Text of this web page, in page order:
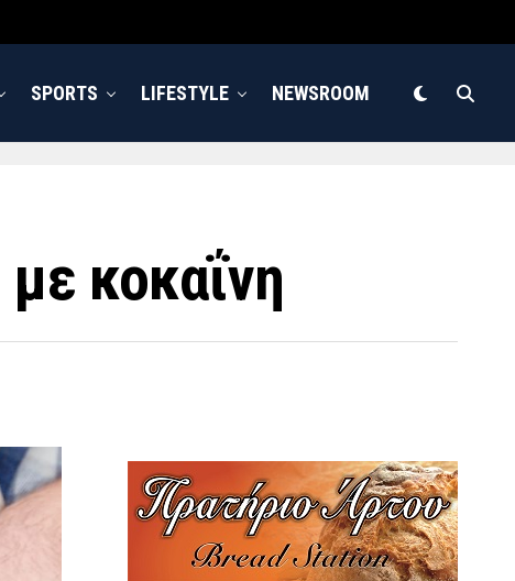
SPORTS LIFESTYLE NEWSROOM
κοκαΐνη